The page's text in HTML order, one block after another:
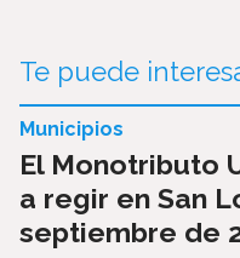
Te puede
El Monotributo
a regir en San
septiembre de
Municipios